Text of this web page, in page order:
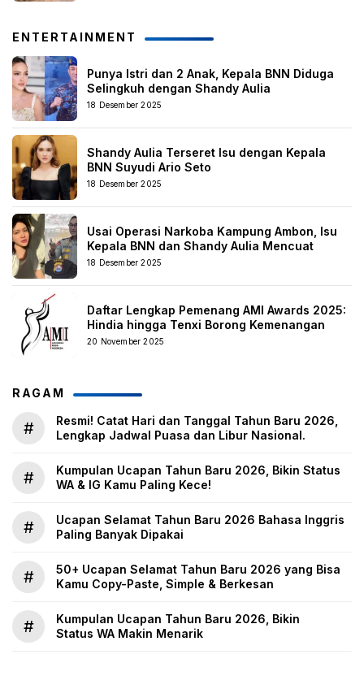
ENTERTAINMENT
Punya Istri dan 2 Anak, Kepala BNN Diduga
Selingkuh dengan Shandy Aulia
18 Desember 2025
Shandy Aulia Terseret Isu dengan Kepala
BNN Suyudi Ario Seto
18 Desember 2025
Usai Operasi Narkoba Kampung Ambon, Isu
Kepala BNN dan Shandy Aulia Mencuat
18 Desember 2025
Daftar Lengkap Pemenang AMI Awards 2025:
Hindia hingga Tenxi Borong Kemenangan
20 November 2025
RAGAM
#
Resmi! Catat Hari dan Tanggal Tahun Baru 2026,
Lengkap Jadwal Puasa dan Libur Nasional.
#
Kumpulan Ucapan Tahun Baru 2026, Bikin Status
WA & IG Kamu Paling Kece!
#
Ucapan Selamat Tahun Baru 2026 Bahasa Inggris
Paling Banyak Dipakai
#
50+ Ucapan Selamat Tahun Baru 2026 yang Bisa
Kamu Copy-Paste, Simple & Berkesan
#
Kumpulan Ucapan Tahun Baru 2026, Bikin
Status WA Makin Menarik